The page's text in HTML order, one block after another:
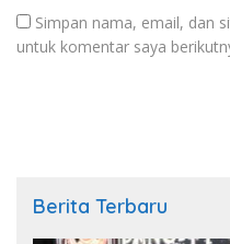
Simpan nama, email, dan
untuk komentar saya
Berita Terbaru